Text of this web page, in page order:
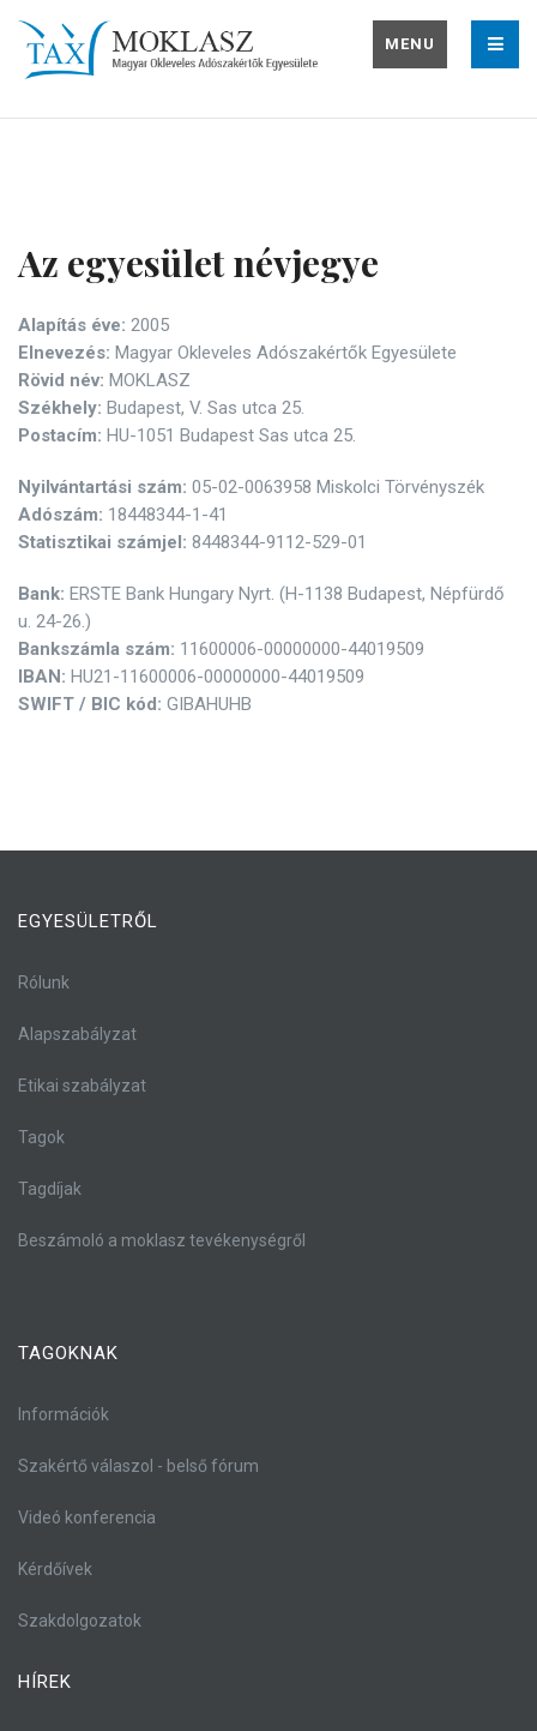
MENU
Az egyesület névjegye
Alapítás éve: 2005
Elnevezés: Magyar Okleveles Adószakértők Egyesülete
Rövid név: MOKLASZ
Székhely: Budapest, V. Sas utca 25.
Postacím: HU-1051 Budapest Sas utca 25.
Nyilvántartási szám: 05-02-0063958 Miskolci Törvényszék
Adószám: 18448344-1-41
Statisztikai számjel: 8448344-9112-529-01
Bank: ERSTE Bank Hungary Nyrt. (H-1138 Budapest, Népfürdő
u. 24-26.)
Bankszámla szám: 11600006-00000000-44019509
IBAN: HU21-11600006-00000000-44019509
SWIFT / BIC kód: GIBAHUHB
EGYESÜLETRŐL
Rólunk
Alapszabályzat
Etikai szabályzat
Tagok
Tagdíjak
Beszámoló a moklasz tevékenységről
TAGOKNAK
Információk
Szakértő válaszol - belső fórum
Videó konferencia
Kérdőívek
Szakdolgozatok
HÍREK